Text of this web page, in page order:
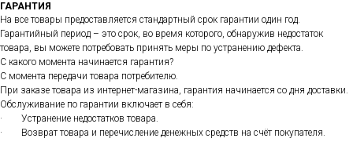
ГАРАНТИЯ
На все товары предоставляется стандартный срок гарантии один год.
Гарантийный период – это срок, во время которого, обнаружив недостаток
товара, вы можете потребовать принять меры по устранению дефекта.
С какого момента начинается гарантия?
С момента передачи товара потребителю.
При заказе товара из интернет-магазина, гарантия начинается со дня доставки.
Обслуживание по гарантии включает в себя:
· Устранение недостатков товара.
· Возврат товара и перечисление денежных средств на счёт покупателя.